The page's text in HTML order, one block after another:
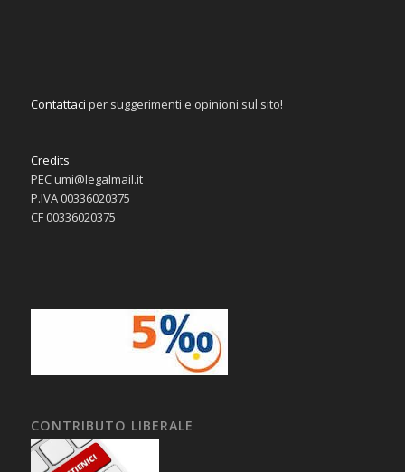
Contattaci per suggerimenti e opinioni sul sito!
Credits
PEC umi@legalmail.it
P.IVA 00336020375
CF 00336020375
CONTRIBUTO LIBERALE